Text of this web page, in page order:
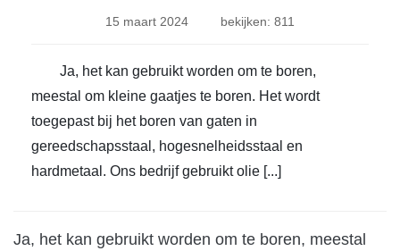
15 maart 2024 bekijken: 811
Ja, het kan gebruikt worden om te boren,
meestal om kleine gaatjes te boren. Het wordt
toegepast bij het boren van gaten in
gereedschapsstaal, hogesnelheidsstaal en
hardmetaal. Ons bedrijf gebruikt olie [...]
Ja, het kan gebruikt worden om te boren, meestal